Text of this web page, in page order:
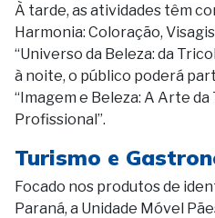
À tarde, as atividades têm
Harmonia: Coloração,
“Universo da Beleza: da
à noite, o público poderá
“Imagem e Beleza: A Arte
Profissional”.
Turismo e
Focado nos produtos de
Paraná, a Unidade Móvel